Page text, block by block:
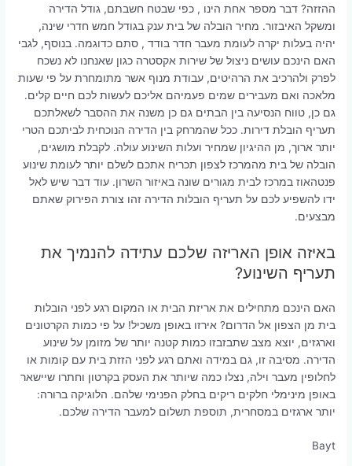
ההזזה? דבר מספר אחת הינו , כפי שבטח חשבתם, גודל הדירה
ומשקל האיבזור. מחיר הובלה של בית ענק בגודל חמש חדרי שינה,
יהיה בעלות יקרה לעומת מעבר חדר בודד , סתם כדוגמה. בנוסף, לגבי
האם הינכם עושים ניצול של שירות אקסטרה כגון שאנחנו לא נשכח
לפרק ולהרכיב את הרהיטים, עבודת מנוף אשר מתומחרת על פי שעות
מלאכה ואם מעבירים שמים פעמיהם אליכם לעשות לכם חיים קלים.
גם כן, טווח הנסיעה בין הבתים גם כן משנה את ההסבר לשאלתכם
תעריף הובלת דירות. ככל שהמרחק בין הדירה הנוכחית לביתכם הטרי
יותר ארוך, מן ההיגיון שמחיר ועלות השינוע עולה. לקבלת מושגים,
הובלה של בית מהמרכז לצפון תכריח אתכם לשלם יותר לעומת שינוע
פנטהאוז במרכז לבית מגורים שונה באיזור השרון. עוד דבר שיש לאל
ידו להשפיע לכם על תעריף הובלות הדירה זהו צורת הפירוק שאתם
מבצעים.
באיזה אופן האריזה שלכם עתידה להנמיך את
תעריף השינוע?
האם הינכם מתחילים את אריזת הבית או המקום רגע לפני הובלות
בית מן הצפון אל הדרום? אירזו באופן משכיל! על פי כמות הקרטונים
וארגזים, יוצא מצב שתבזבזו כמות קטנה יותר של מזומן על שינוע
הדירה. מסיבה זו, גם במידה ואתם רגע לפני הזזת בית עם קומות או
לחלופין מעבר וילה, נצלו כמה שיותר את העסק בקרטון וחתרו שיישאר
באופן מינימלי חלקים ריקים בחלק הפנימי שלהם. הלוגיקה ברורה:
יותר ארגזים במסחרית, תוספת תשלום למעבר הדירה שלכם.
Bayt